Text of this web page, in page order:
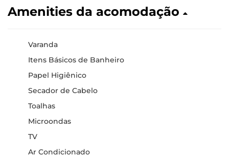
Amenities da acomodação
Varanda
Itens Básicos de Banheiro
Papel Higiênico
Secador de Cabelo
Toalhas
Microondas
TV
Ar Condicionado